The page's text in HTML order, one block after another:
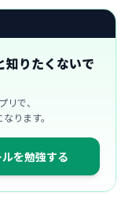
知りたくないで
で、
ります。
を勉強する